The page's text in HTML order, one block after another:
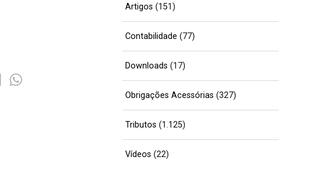
Artigos (151)
Contabilidade (77)
Downloads (17)
Obrigações Acessórias (327)
Tributos (1.125)
Vídeos (22)